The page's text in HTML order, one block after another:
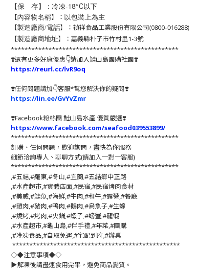
【保 存】：冷凍-18°C以下
【內容物名稱】： 以包裝上為主
【製造廠商/電話】：禎祥食品工業股份有限公司(0800-016288)
【製造廠商地址】：嘉義縣朴子市竹村里1-3號
*************************************************
❣️還有更多好康優惠👇請加入鮭山島團購社團❣️
https://reurl.cc/lvR9oq
❣️任何問題請加👇客服*幫您解決你的疑問❣️
https://lin.ee/GvYvZmr
❣️Facebook粉絲團 鮭山島水產 優質嚴選❣️
https://www.facebook.com/seafood039553899/
*************************************************
訂購、任何問題，歡迎詢問，盡快為你服務
細節洽詢專人、聊聊方式(請加入一對一客服)
*************************************************
,#五結,#羅東,#冬山,#宜蘭,#五結鄉中正路
,#水產超市,#實體店面,#民宿,#民宿烤肉食材
,#美威,#鮭魚,#海鮮,#牛肉,#和牛,#露營,#餐廳
,#雞肉,#豬肉,#鴨肉,#鵝肉,#烏魚子,#生蠔
,#燒烤,#烤肉,#火鍋,#蝦子,#螃蟹,#龍蝦
,#水產超市,#龜山島,#伴手禮,#年菜,#團購
,#冷凍食品,#自取免運,#宅配到府,#辦桌
*************************************************
◇◆注意事項◆◇
▶️解凍後請盡速食用完畢，避免商品變質。